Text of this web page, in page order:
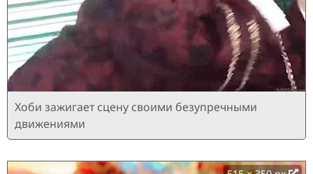
Хоби зажигает сцену своими безупречными
движениями